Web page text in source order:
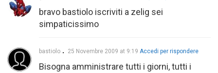
bravo bastiolo iscriviti a zelig sei
simpaticissimo
bastiolo 25 Novembre 2009 at 9:19 Accedi per rispondere
Bisogna amministrare tutti i giorni, tutti i